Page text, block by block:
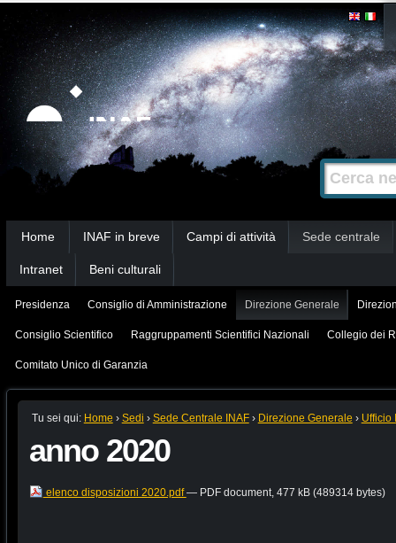
Strumenti
personali
Salta
contenuti.
|
Salta
alla
navigazione
Cerca nel
Ricerca
avanzata…
Home INAF in breve Campi di attività Sede centrale
Intranet Beni culturali
Presidenza Consiglio di Amministrazione Direzione Generale
Consiglio Scientifico Raggruppamenti Scientifici Nazionali Collegio dei
Comitato Unico di Garanzia
Tu sei qui: Home › Sedi › Sede Centrale INAF › Direzione Generale › Ufficio
anno 2020
elenco disposizioni 2020.pdf— PDF document, 477 kB (489314 bytes)